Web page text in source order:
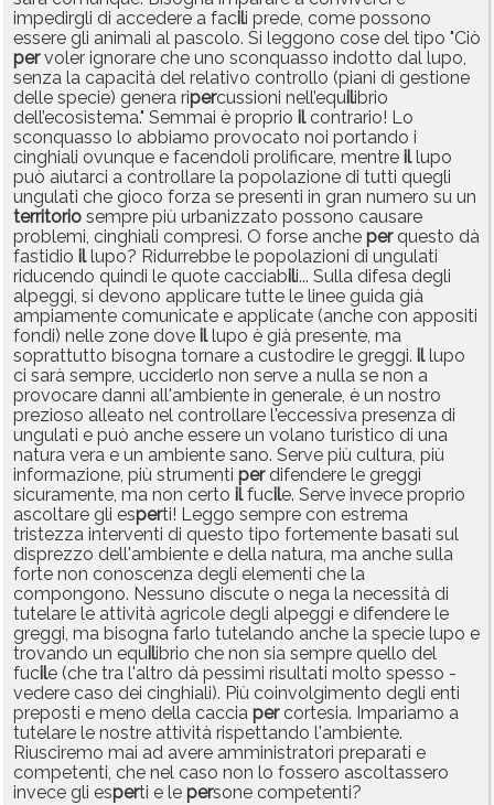
impedirgli di accedere a facili prede, come possono
essere gli animali al pascolo. Si leggono cose del tipo "Ciò
pervoler ignorare che uno sconquasso indotto dal lupo,
senza la capacità del relativo controllo (piani di gestione
delle specie) genera ripercussioni nell’equilibrio
dell’ecosistema." Semmai è proprio ilcontrario! Lo
sconquasso lo abbiamo provocato noi portando i
cinghiali ovunque e facendoli prolificare, mentre illupo
può aiutarci a controllare la popolazione di tutti quegli
ungulati che gioco forza se presenti in gran numero su un
territorio sempre più urbanizzato possono causare
problemi, cinghiali compresi. O forse anche perquesto dà
fastidio illupo? Ridurrebbe le popolazioni di ungulati
riducendo quindi le quote cacciabili... Sulla difesa degli
alpeggi, si devono applicare tutte le linee guida già
ampiamente comunicate e applicate (anche con appositi
fondi) nelle zone dove illupo è già presente, ma
soprattutto bisogna tornare a custodire le greggi. illupo
ci sarà sempre, ucciderlo non serve a nulla se non a
provocare danni all'ambiente in generale, è un nostro
prezioso alleato nel controllare l'eccessiva presenza di
ungulati e può anche essere un volano turistico di una
natura vera e un ambiente sano. Serve più cultura, più
informazione, più strumenti perdifendere le greggi
sicuramente, ma non certo ilfucile. Serve invece proprio
ascoltare gli esperti! Leggo sempre con estrema
tristezza interventi di questo tipo fortemente basati sul
disprezzo dell'ambiente e della natura, ma anche sulla
forte non conoscenza degli elementi che la
compongono. Nessuno discute o nega la necessità di
tutelare le attività agricole degli alpeggi e difendere le
greggi, ma bisogna farlo tutelando anche la specie lupo e
trovando un equilibrio che non sia sempre quello del
fucile (che tra l'altro dà pessimi risultati molto spesso -
vedere caso dei cinghiali). Più coinvolgimento degli enti
preposti e meno della caccia percortesia. Impariamo a
tutelare le nostre attività rispettando l'ambiente.
Riusciremo mai ad avere amministratori preparati e
competenti, che nel caso non lo fossero ascoltassero
invece gli esperti e le persone competenti?